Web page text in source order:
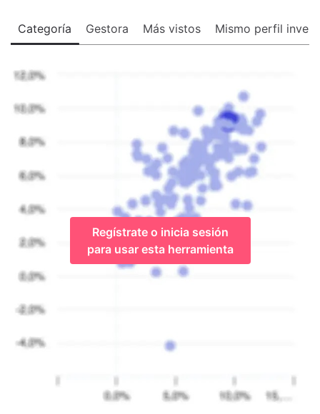
Categoría Gestora Más vistos Mismo perfil
Regístrate o inicia sesión
para usar esta herramienta